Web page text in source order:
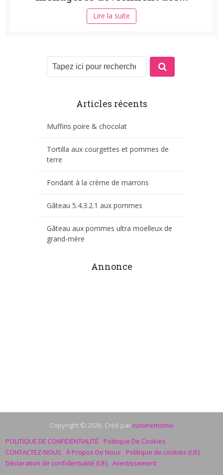
Lire la suite
Articles récents
Muffins poire & chocolat
Tortilla aux courgettes et pommes de
terre
Fondant à la crème de marrons
Gâteau 5.4.3.2.1 aux pommes
Gâteau aux pommes ultra moelleux de
grand-mère
Annonce
Copyright © 2026. Créé par cuisinemomix
POLITIQUE DE CONFIDENTIALITÉ
Politique De Cookies
CONTACTEZ-NOUS
À Propos De Nous
Politique de cookies (UE)
Déclaration de confidentialité (UE) Avertissement